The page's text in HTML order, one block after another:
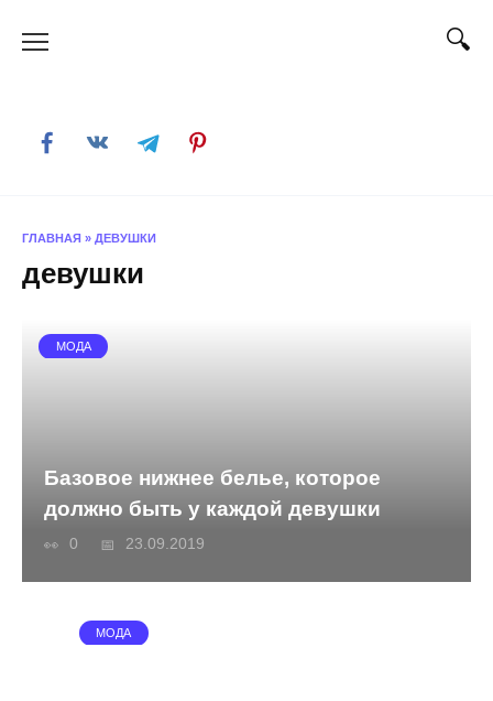
ГЛАВНАЯ » ДЕВУШКИ
девушки
МОДА
Базовое нижнее белье, которое
должно быть у каждой девушки
0 23.09.2019
МОДА